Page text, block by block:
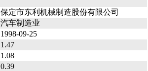
保定市东利机械制造股份有限公司
汽车制造业
1998-09-25
1.47
1.08
0.39